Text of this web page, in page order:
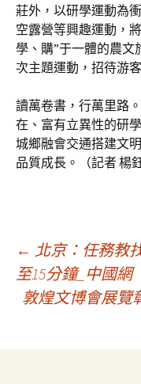
莊外，以研學運動為
空露營等興趣運動，
學、購”于一體的農文
次主題運動，招待游
讀萬卷書，行萬里路
在、富有立異性的研
城鄉融會交通搭建文
品質成長。（記者 楊鈺
文
章
導
← 北京：任務教
至15分鐘_中國網
敦煌文博會展覽